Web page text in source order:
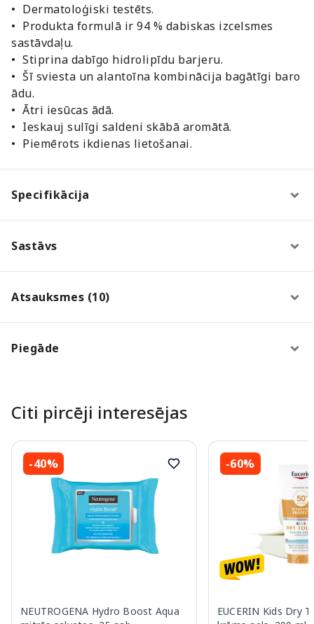
• Dermatoloģiski testēts.
• Produkta formulā ir 94 % dabiskas izcelsmes
sastāvdaļu.
• Stiprina dabīgo hidrolipīdu barjeru.
• Šī sviesta un alantoīna kombinācija bagātīgi baro
ādu.
• Ātri iesūcas ādā.
• Ieskauj sulīgi saldeni skābā aromātā.
• Piemērots ikdienas lietošanai.
Specifikācija
Sastāvs
Atsauksmes (10)
Piegāde
Citi pircēji interesējas
-40%
NEUTROGENA Hydro Boost Aqua
-60%
EUCERIN Kids Dry